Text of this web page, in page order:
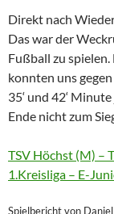
Direkt nach
Das war der
Fußball zu
konnten uns
35‘ und 42‘
Ende nicht zum
TSV Höchst (M) –
1.Kreisliga – E-
Spielbericht von Daniel